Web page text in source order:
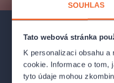
SOUHLAS
Tato webová stránka
K personalizaci obsahu
cookie. Informace o tom,
tyto údaje mohou